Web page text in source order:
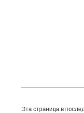
Эта страница в